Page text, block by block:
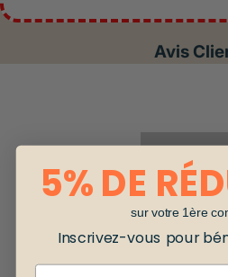
Avis
5% DE
sur votre 1ère
Inscrivez-vous pour